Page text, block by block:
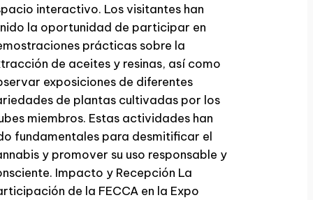
interactivo. Los visitantes han
la oportunidad de participar en
prácticas sobre la
de aceites y resinas, así como
exposiciones de diferentes
de plantas cultivadas por los
miembros. Estas actividades han
fundamentales para desmitificar el
y promover su uso responsable y
Impacto y Recepción La
de la FECCA en la Expo